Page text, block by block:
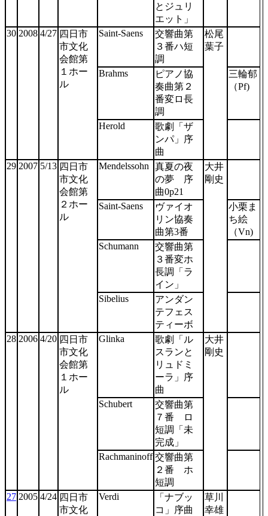
とジュリ
エット」
30 2008 4/27 四日市
市文化
会館第
１ホー
ル
Saint-Saens
交響曲第
３番ハ短
調
松尾
葉子
Brahms
ピアノ協
奏曲第２
番変ロ長
調
三輪郁
（Pf)
Herold
歌劇「ザ
ンパ」序
曲
29 2007 5/13 四日市
市文化
会館第
２ホー
ル
Mendelssohn 真夏の夜
の夢 序
曲0p21
大井
剛史
Saint-Saens
ヴァイオ
リン協奏
曲第3番
小栗ま
ち絵
（Vn)
Schumann
交響曲第
３番変ホ
長調「ラ
イン」
Sibelius
アンダン
テフェス
ティーボ
28 2006 4/20 四日市
市文化
会館第
１ホー
ル
Glinka
歌劇「ル
スランと
リュドミ
ーラ」序
曲
大井
剛史
Schubert
交響曲第
７番 ロ
短調「未
完成」
Rachmaninoff 交響曲第
２番 ホ
短調
27 2005 4/24 四日市
市文化
Verdi
「ナブッ
コ」序曲
草川
幸雄